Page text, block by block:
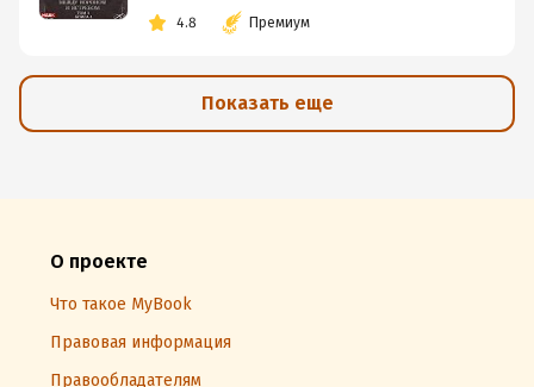
4.8 Премиум
Показать еще
О проекте
Что такое MyBook
Правовая информация
Правообладателям